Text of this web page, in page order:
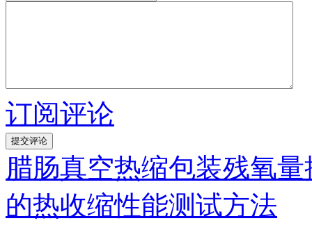
订阅评论
腊肠真空热缩包装残氧量
的热收缩性能测试方法